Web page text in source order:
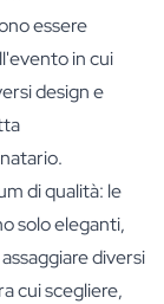
essere
in cui
design e
di qualità: le
solo eleganti,
diversi
cui scegliere,